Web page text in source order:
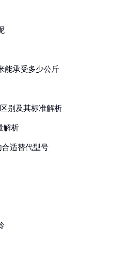
能承受多少公斤
别及其标准解析
解析
合适替代型号